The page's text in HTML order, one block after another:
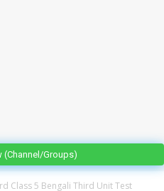
(Channel/Groups)
Class 5 Bengali Third Unit Test